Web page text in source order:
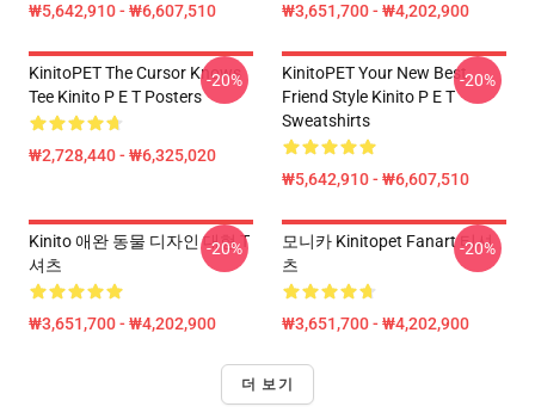
₩5,642,910 - ₩6,607,510 ₩3,651,700 - ₩4,202,900
KinitoPET The Cursor Knows
Tee Kinito P E T Posters
₩2,728,440 - ₩6,325,020
-20%
KinitoPET Your New Best
Friend Style Kinito P E T
Sweatshirts
₩5,642,910 - ₩6,607,510
-20%
Kinito 애완 동물 디자인 대형 T
셔츠
₩3,651,700 - ₩4,202,900
-20%
모니카 Kinitopet Fanart 티셔
츠
₩3,651,700 - ₩4,202,900
-20%
더 보기